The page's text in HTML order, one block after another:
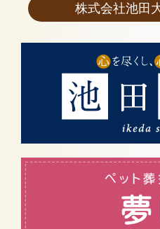
株式会社池田